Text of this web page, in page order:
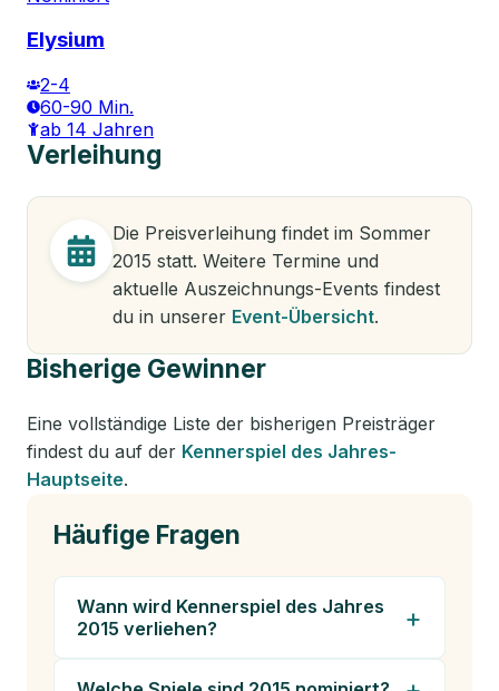
Elysium
2-4
60-90 Min.
ab 14 Jahren
Verleihung
Die Preisverleihung findet im Sommer
2015 statt. Weitere Termine und
aktuelle Auszeichnungs-Events findest
du in unserer Event-Übersicht.
Bisherige Gewinner
Eine vollständige Liste der bisherigen Preisträger
findest du auf der Kennerspiel des Jahres-
Hauptseite.
Häufige Fragen
Wann wird Kennerspiel des Jahres
2015 verliehen?